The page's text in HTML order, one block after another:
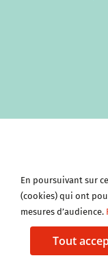
En poursuivant sur
(cookies) qui ont
mesures d’audience.
Tout